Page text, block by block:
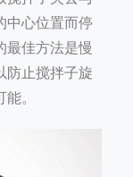
中心位置而停
最佳方法是慢
防止搅拌子旋
。